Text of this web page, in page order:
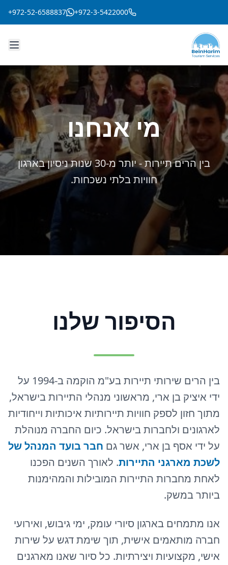
+972-3-5422000
+972-52-6588837
מי אנחנו
בין הרים תיירות - יותר מ-30 שנות ניסיון בארגון
חוויות בלתי נשכחות.
הסיפור שלנו
בין הרים שירותי תיירות בע"מ הוקמה ב-1994 על
ידי איציק בן ארי, מראשוני מנהלי התיירות בישראל,
מתוך חזון לספק חוויות תיירותיות איכותיות וייחודיות
לארגונים ולחברות בישראל. כיום החברה מנוהלת
על ידי אסף בן ארי, אשר גם חבר בועד המנהל של
לשכת מארגני התיירות. לאורך השנים הפכנו
לאחת מחברות התיירות המובילות והמהימנות
ביותר במשק.
אנו מתמחים בארגון סיורי עומק, ימי גיבוש, ואירועי
חברה מותאמים אישית, תוך שימת דגש על שירות
אישי, מקצועיות ויצירתיות. כל סיור שאנו מארגנים